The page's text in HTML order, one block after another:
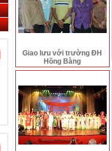
Giao lưu với trường ĐH
Hồng Bàng